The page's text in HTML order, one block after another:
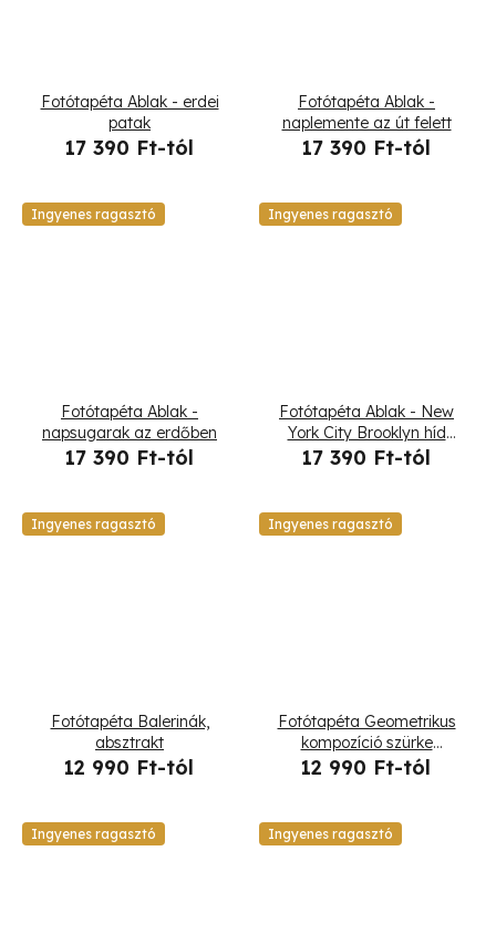
Fotótapéta Ablak - erdei
patak
17 390 Ft-tól
Fotótapéta Ablak -
naplemente az út felett
17 390 Ft-tól
Ingyenes ragasztó
Fotótapéta Ablak -
napsugarak az erdőben
17 390 Ft-tól
Ingyenes ragasztó
Fotótapéta Ablak - New
York City Brooklyn híd
fekete-fehérben
17 390 Ft-tól
Ingyenes ragasztó
Fotótapéta Balerinák,
absztrakt
12 990 Ft-tól
Ingyenes ragasztó
Fotótapéta Geometrikus
kompozíció szürke
háttéren
12 990 Ft-tól
Ingyenes ragasztó Ingyenes ragasztó